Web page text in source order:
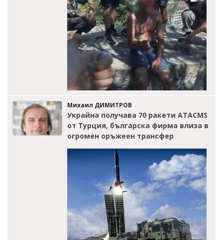
Михаил ДИМИТРОВ
Украйна получава 70 ракети ATACMS
от Турция, българска фирма влиза в
огромен оръжеен трансфер